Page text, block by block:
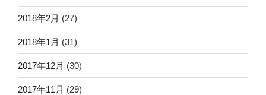
2018年2月 (27)
2018年1月 (31)
2017年12月 (30)
2017年11月 (29)